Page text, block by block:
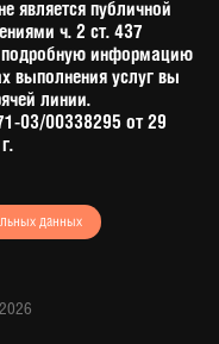
является публичной
ч. 2 ст. 437
подробную информацию
выполнения услуг вы
линии.
03/00338295 от 29
данных